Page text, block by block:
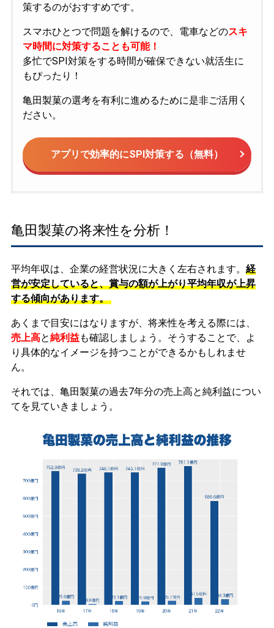
策するのがおすすめです。
スマホひとつで問題を解けるので、電車などのスキ
マ時間に対策することも可能！
多忙でSPI対策をする時間が確保できない就活生に
もぴったり！
亀田製菓の選考を有利に進めるために是非ご活用く
ださい。
アプリで効率的にSPI対策する（無料）
亀田製菓の将来性を分析！
平均年収は、企業の経営状況に大きく左右されます。 経
営が安定していると、賞与の額が上がり平均年収が上昇
する傾向があります。
あくまで目安にはなりますが、将来性を考える際には、
売上高と純利益も確認しましょう。そうすることで、よ
り具体的なイメージを持つことができるかもしれませ
ん。
それでは、亀田製菓の過去7年分の売上高と純利益につい
てを見ていきましょう。